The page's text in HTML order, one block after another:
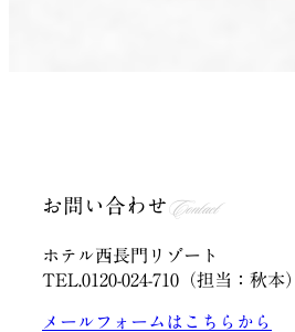
お問い合わせ Contact
ホテル西長門リゾート
TEL.0120-024-710（担当：秋本）
メールフォームはこちらから